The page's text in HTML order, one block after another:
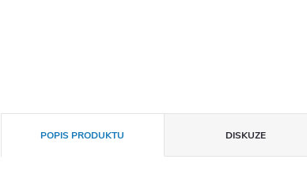
POPIS PRODUKTU DISKUZE